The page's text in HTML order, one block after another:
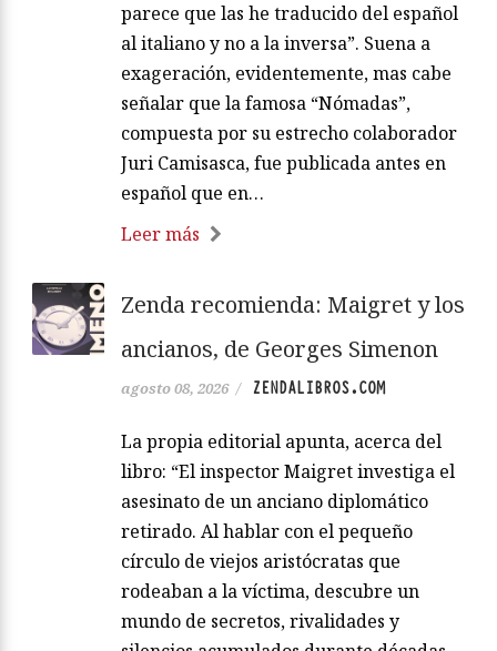
parece que las he traducido del español
al italiano y no a la inversa”. Suena a
exageración, evidentemente, mas cabe
señalar que la famosa “Nómadas”,
compuesta por su estrecho colaborador
Juri Camisasca, fue publicada antes en
español que en…
Leer más
Zenda recomienda: Maigret y los
ancianos, de Georges Simenon
agosto 08, 2026 / ZENDALIBROS.COM
La propia editorial apunta, acerca del
libro: “El inspector Maigret investiga el
asesinato de un anciano diplomático
retirado. Al hablar con el pequeño
círculo de viejos aristócratas que
rodeaban a la víctima, descubre un
mundo de secretos, rivalidades y